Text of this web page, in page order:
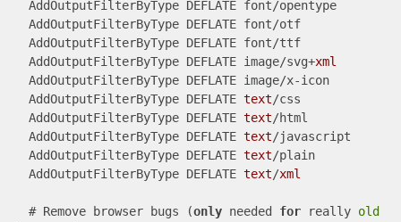
  AddOutputFilterByType DEFLATE image/svg+
xml
  AddOutputFilterByType DEFLATE
text/css
  AddOutputFilterByType DEFLATE
text/html
  AddOutputFilterByType DEFLATE
text/javascript
  AddOutputFilterByType DEFLATE
text/plain
  AddOutputFilterByType DEFLATE
text/xml
  # Remove browser bugs (
only needed for really old